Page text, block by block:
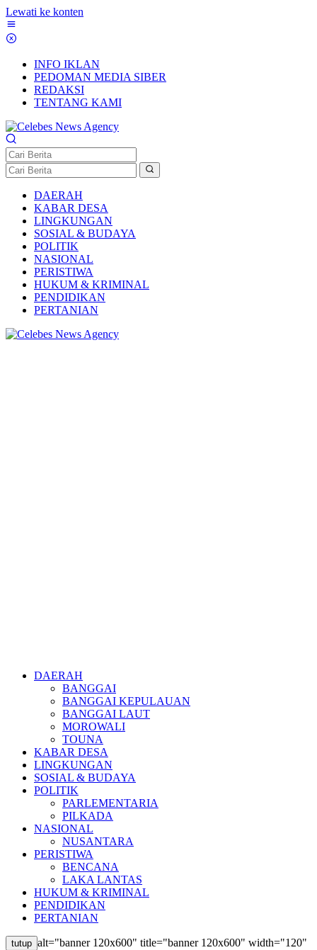
Lewati ke konten
INFO IKLAN
PEDOMAN MEDIA SIBER
REDAKSI
TENTANG KAMI
DAERAH
KABAR DESA
LINGKUNGAN
SOSIAL & BUDAYA
POLITIK
NASIONAL
PERISTIWA
HUKUM & KRIMINAL
PENDIDIKAN
PERTANIAN
DAERAH
BANGGAI
BANGGAI KEPULAUAN
BANGGAI LAUT
MOROWALI
TOUNA
KABAR DESA
LINGKUNGAN
SOSIAL & BUDAYA
POLITIK
PARLEMENTARIA
PILKADA
NASIONAL
NUSANTARA
PERISTIWA
BENCANA
LAKA LANTAS
HUKUM & KRIMINAL
PENDIDIKAN
PERTANIAN
tutup alt="banner 120x600" title="banner 120x600" width="120"